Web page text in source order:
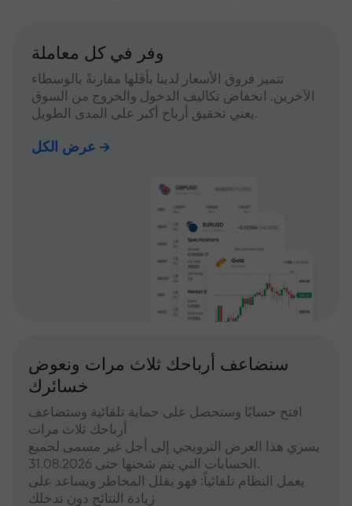
وفر في كل معاملة
تتميز فروق الأسعار لدينا بأقلها مقارنةً بالوسطاء
الآخرين. انخفاض تكاليف الدخول والخروج من السوق
يعني تحقيق أرباح أكبر على المدى الطويل.
عرض الكل
سنضاعف أرباحك ثلاث مرات ونعوض
خسائرك
افتح حسابًا وستحصل على حماية تلقائية وستضاعف
أرباحك ثلاث مرات
يسري هذا العرض الترويجي إلى أجل غير مسمى لجميع
الحسابات التي يتم شحنها حتى 31.08.2026.
يعمل النظام تلقائياً: فهو يقلل المخاطر ويساعد على
زيادة النتائج دون تدخلك